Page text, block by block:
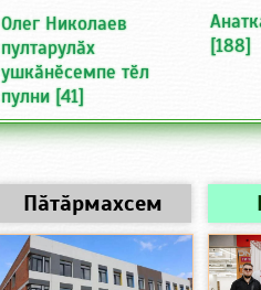
Олег Николаев
пултарулӑх
ушкӑнӗсемпе тӗл
пулни[41]
[188]
Пӑтӑрмахсем